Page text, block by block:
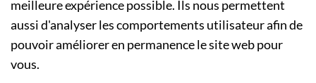
A PROPOS
Qui sommes-nous ?
Actualités
NOS RUBRIQUES
meilleure expérience possible. Ils nous permettent
aussi d'analyser les comportements utilisateur afin de
pouvoir améliorer en permanence le site web pour
vous.